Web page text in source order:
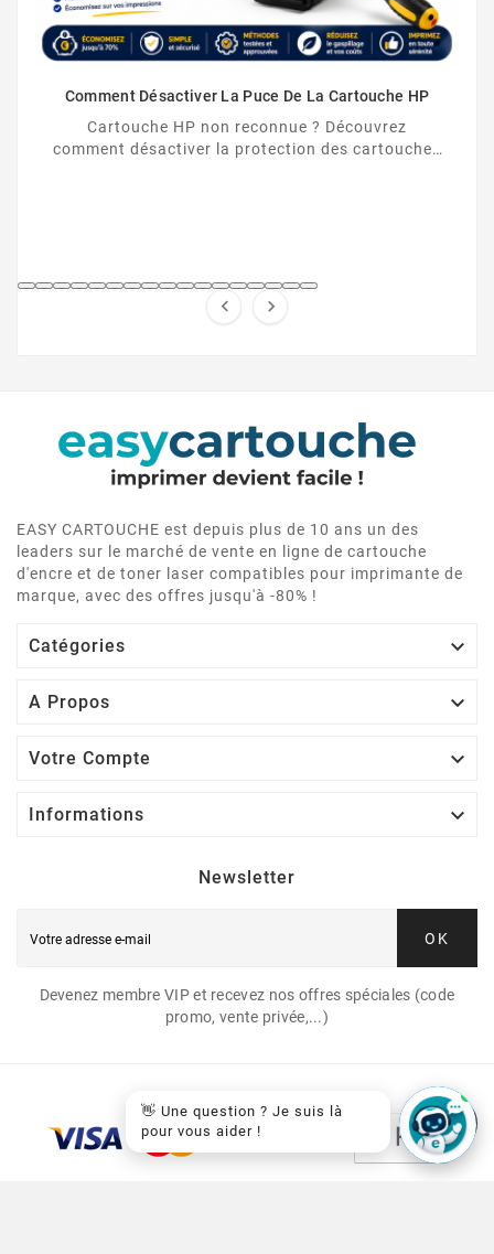
Comment Désactiver La Puce De La Cartouche HP
Cartouche HP non reconnue ? Découvrez
comment désactiver la protection des cartouches
 
EASY CARTOUCHE est depuis plus de 10 ans un des
leaders sur le marché de vente en ligne de cartouche
d'encre et de toner laser compatibles pour imprimante de
marque, avec des offres jusqu'à -80% !
Catégories 
A Propos 
Votre Compte 
Informations 
Newsletter
OK
Devenez membre VIP et recevez nos offres spéciales (code
promo, vente privée,...)
👋 Une question ? Je suis là
pour vous aider !